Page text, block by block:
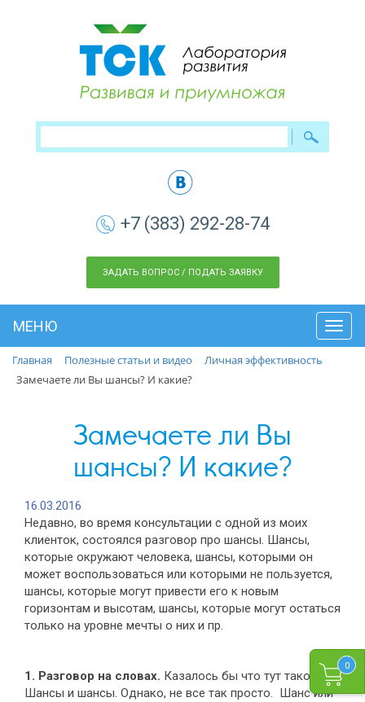
0
+7 (383) 292-28-74
ЗАДАТЬ ВОПРОС / ПОДАТЬ ЗАЯВКУ
МЕНЮ
Главная
Полезные статьи и видео
Личная эффективность
Замечаете ли Вы шансы? И какие?
Замечаете ли Вы
шансы? И какие?
16.03.2016
Недавно, во время консультации с одной из моих
клиенток, состоялся разговор про шансы. Шансы,
которые окружают человека, шансы, которыми он
может воспользоваться или которыми не пользуется,
шансы, которые могут привести его к новым
горизонтам и высотам, шансы, которые могут остаться
только на уровне мечты о них и пр.
1. Разговор на словах. Казалось бы что тут такого?
Шансы и шансы. Однако, не все так просто. Шанс или